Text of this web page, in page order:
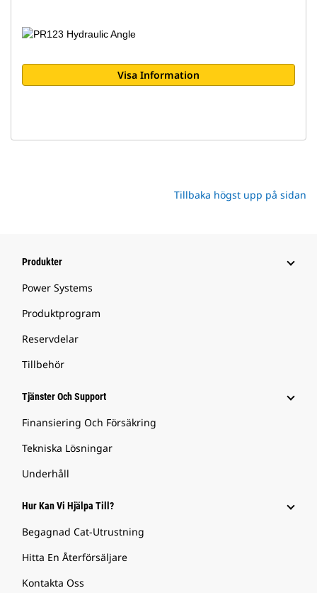
Visa Information
Tillbaka högst upp på sidan
Produkter
Power Systems
Produktprogram
Reservdelar
Tillbehör
Tjänster Och Support
Finansiering Och Försäkring
Tekniska Lösningar
Underhåll
Hur Kan Vi Hjälpa Till?
Begagnad Cat-Utrustning
Hitta En Återförsäljare
Kontakta Oss